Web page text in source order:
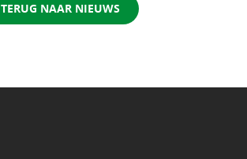
TERUG NAAR NIEUWS